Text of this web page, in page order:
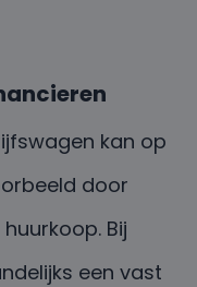
kan op
door
Bij
een vast